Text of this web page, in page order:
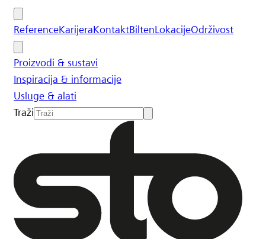
ReferenceKarijeraKontaktBiltenLokacijeOdrživost
Proizvodi & sustavi
Inspiracija & informacije
Usluge & alati
Traži